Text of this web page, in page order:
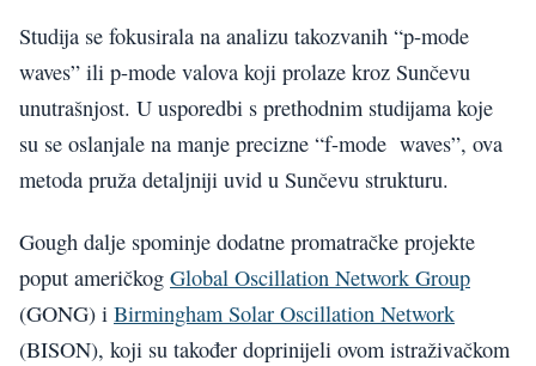
Studija se fokusirala na analizu takozvanih “p-mode
waves” ili p-mode valova koji prolaze kroz Sunčevu
unutrašnjost. U usporedbi s prethodnim studijama koje
su se oslanjale na manje precizne “f-mode waves”, ova
metoda pruža detaljniji uvid u Sunčevu strukturu.
Gough dalje spominje dodatne promatračke projekte
poput američkog Global Oscillation Network Group
(GONG) i Birmingham Solar Oscillation Network
(BISON), koji su također doprinijeli ovom istraživačkom